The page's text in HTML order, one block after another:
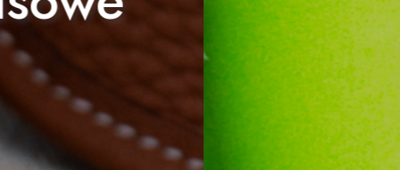
& Cie.
Sprawdź ofertę